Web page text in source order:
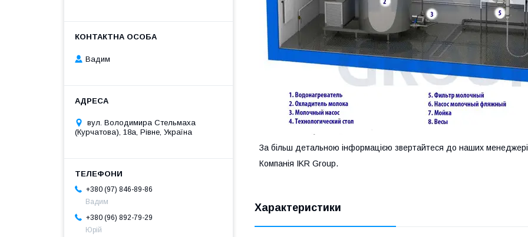
За більш детальною інформацією звертайтеся до наших
Компанія IKR Group.
Характеристики
Вадим
вул. Володимира Стельмаха
(Курчатова), 18а, Рівне, Україна
+380 (97) 846-89-86
Вадим
+380 (96) 892-79-29
Юрій